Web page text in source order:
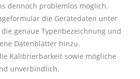
dennoch problemlos möglich.
die Gerätedaten unter
genaue Typenbezeichnung und
Datenblätter hinzu.
Kalibrierbarkeit sowie mögliche
unverbindlich.